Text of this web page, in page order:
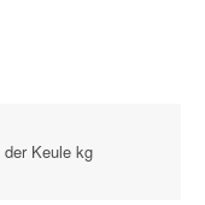
Keule kg